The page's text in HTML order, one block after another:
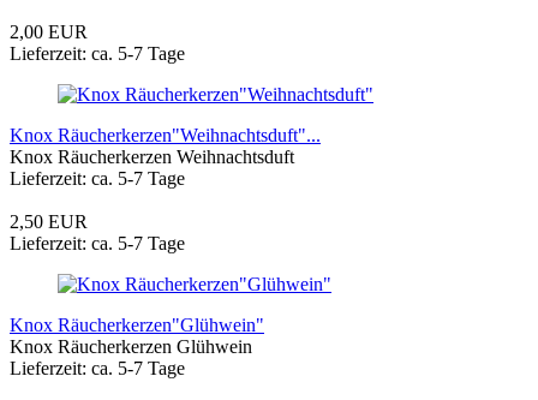
2,00 EUR
Lieferzeit: ca. 5-7 Tage
Knox Räucherkerzen"Weihnachtsduft"...
Knox Räucherkerzen Weihnachtsduft
Lieferzeit: ca. 5-7 Tage
2,50 EUR
Lieferzeit: ca. 5-7 Tage
Knox Räucherkerzen"Glühwein"
Knox Räucherkerzen Glühwein
Lieferzeit: ca. 5-7 Tage